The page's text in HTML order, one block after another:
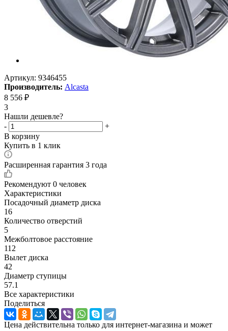
Артикул: 9346455
Производитель: Alcasta
8 556 ₽
3
Нашли дешевле?
-
+
В корзину
Купить в 1 клик
Расширенная гарантия 3 года
Рекомендуют 0 человек
Характеристики
Посадочный диаметр диска
16
Количество отверстий
5
Межболтовое расстояние
112
Вылет диска
42
Диаметр ступицы
57.1
Все характеристики
Поделиться
Цена действительна только для интернет-магазина и может